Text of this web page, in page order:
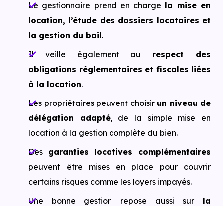
Le gestionnaire prend en charge la mise en
location, l’étude des dossiers locataires et
la gestion du bail.
Il veille également au respect des
obligations réglementaires et fiscales liées
à la location.
Les propriétaires peuvent choisir un niveau de
délégation adapté, de la simple mise en
location à la gestion complète du bien.
Des garanties locatives complémentaires
peuvent être mises en place pour couvrir
certains risques comme les loyers impayés.
Une bonne gestion repose aussi sur la